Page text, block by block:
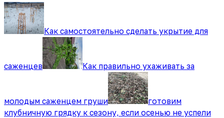
Как самостоятельно сделать укрытие для
саженцев Как правильно ухаживать за
молодым саженцем груши
готовим
клубничную грядку к сезону, если осенью не успели